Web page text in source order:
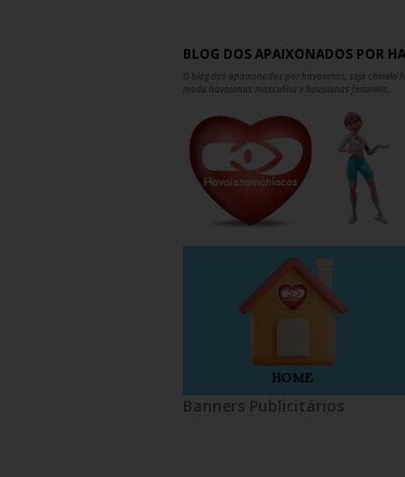
BLOG DOS APAIXONADOS POR
O blog dos apaixonados por havaianas, seja chinelo
moda havaianas masculina e havaianas feminina.
HOME
Banners Publicitários